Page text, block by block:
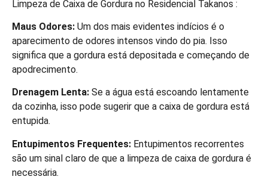
Limpeza de Caixa de Gordura no Residencial Takanos :
Maus Odores: Um dos mais evidentes indícios é o
aparecimento de odores intensos vindo do pia. Isso
significa que a gordura está depositada e começando de
apodrecimento.
Drenagem Lenta: Se a água está escoando lentamente
da cozinha, isso pode sugerir que a caixa de gordura está
entupida.
Entupimentos Frequentes: Entupimentos recorrentes
são um sinal claro de que a limpeza de caixa de gordura é
necessária.